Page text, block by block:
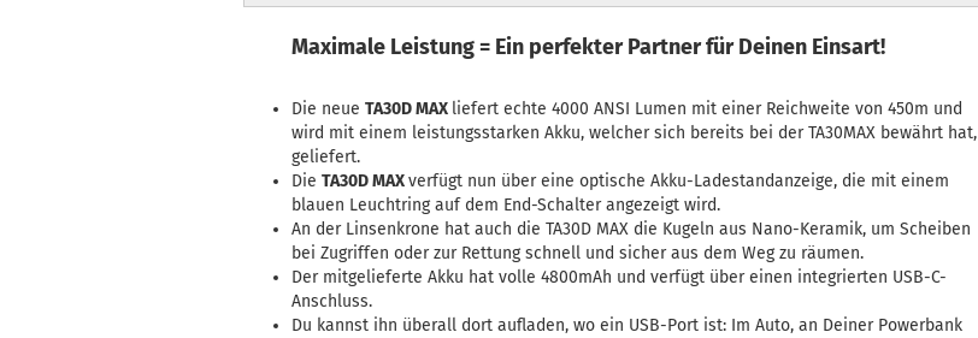
Maximale Leistung = Ein perfekter Partner für Deinen Einsart!
Die neue TA30D MAX liefert echte 4000 ANSI Lumen mit einer Reichweite von 450m und
wird mit einem leistungsstarken Akku, welcher sich bereits bei der TA30MAX bewährt hat,
geliefert.
Die TA30D MAXverfügt nun über eine optische Akku-Ladestandanzeige, die mit einem
blauen Leuchtring auf dem End-Schalter angezeigt wird.
An der Linsenkrone hat auch die TA30D MAX die Kugeln aus Nano-Keramik, um Scheiben
bei Zugriffen oder zur Rettung schnell und sicher aus dem Weg zu räumen.
Der mitgelieferte Akku hat volle 4800mAh und verfügt über einen integrierten USB-C-
Anschluss.
Du kannst ihn überall dort aufladen, wo ein USB-Port ist: Im Auto, an Deiner Powerbank